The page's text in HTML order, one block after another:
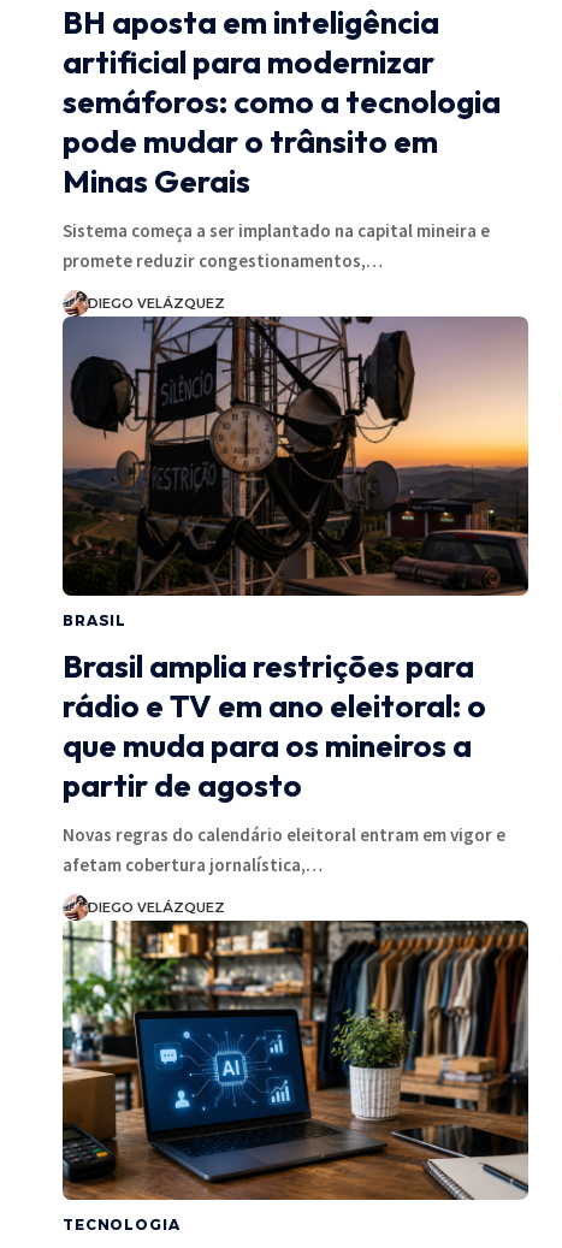
BH aposta em inteligência
artificial para modernizar
semáforos: como a tecnologia
pode mudar o trânsito em
Minas Gerais
Sistema começa a ser implantado na capital mineira e
promete reduzir congestionamentos,…
DIEGO VELÁZQUEZ
BRASIL
Brasil amplia restrições para
rádio e TV em ano eleitoral: o
que muda para os mineiros a
partir de agosto
Novas regras do calendário eleitoral entram em vigor e
afetam cobertura jornalística,…
DIEGO VELÁZQUEZ
TECNOLOGIA